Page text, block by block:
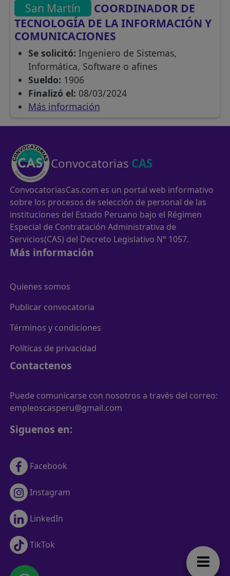
San Martín
COORDINADOR DE
TECNOLOGÍA DE LA INFORMACIÓN Y
COMUNICACIONES
Se solicitó: Ingeniero de Sistemas,
Informática, Software o afines
Sueldo: 1906
Finalizó el: 08/03/2024
Más información
Convocatorias CAS
ConvocatoriasCas.com es un portal web informativo
sobre los procesos de selección de personal de las
instituciones del Estado Peruano bajo el Régimen
Especial de Contratación Administrativa de
Servicios(CAS) del Decreto Legislativo N° 1057.
Más información
Quienes somos
Publicar convocatoria
Términos y condiciones
Políticas de privacidad
Contactenos
Puede comunicarse con nosotros a través del correo:
empleoscasperu@gmail.com
Siguenos en:
Facebook
Instagram
LinkedIn
TikTok